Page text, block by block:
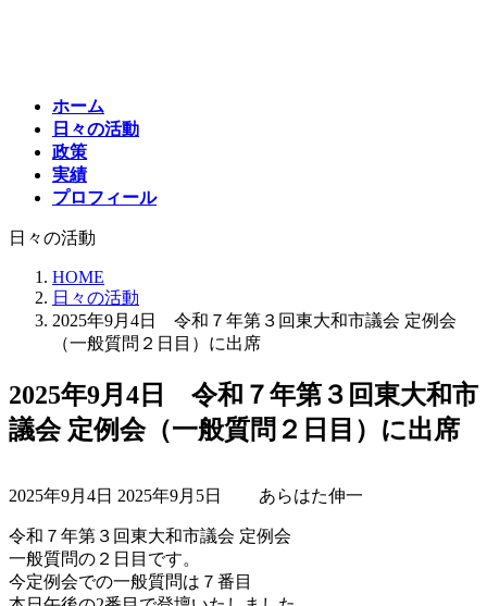
ホーム
日々の活動
政策
実績
プロフィール
日々の活動
HOME
日々の活動
2025年9月4日 令和７年第３回東大和市議会 定例会
（一般質問２日目）に出席
2025年9月4日 令和７年第３回東大和市
議会 定例会（一般質問２日目）に出席
2025年9月4日 終
更
新
日
時
2025年9月5日 あらはた伸一
令和７年第３回東大和市議会 定例会
一般質問の２日目です。
今定例会での一般質問は７番目